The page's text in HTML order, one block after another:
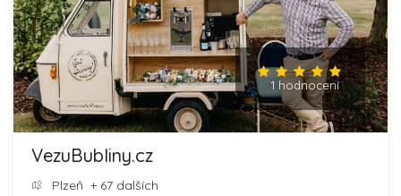
1 hodnocení
VezuBubliny.cz
Plzeň + 67 dalších